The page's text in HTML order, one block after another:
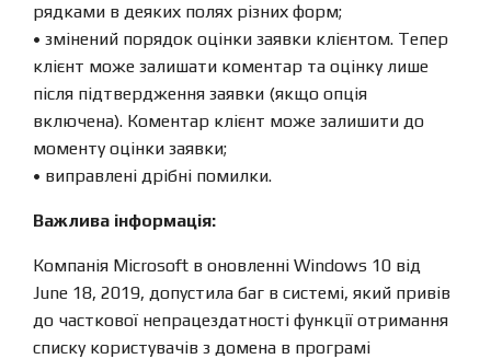
рядками в деяких полях різних форм;
• змінений порядок оцінки заявки клієнтом. Тепер
клієнт може залишати коментар та оцінку лише
після підтвердження заявки (якщо опція
включена). Коментар клієнт може залишити до
моменту оцінки заявки;
• виправлені дрібні помилки.
Важлива інформація:
Компанія Microsoft в оновленні Windows 10 від
June 18, 2019, допустила баг в системі, який привів
до часткової непрацездатності функції отримання
списку користувачів з домена в програмі